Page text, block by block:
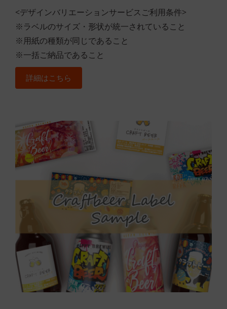
<デザインバリエーションサービスご利用条件>
※ラベルのサイズ・形状が統一されていること
※用紙の種類が同じであること
※一括ご納品であること
詳細はこちら